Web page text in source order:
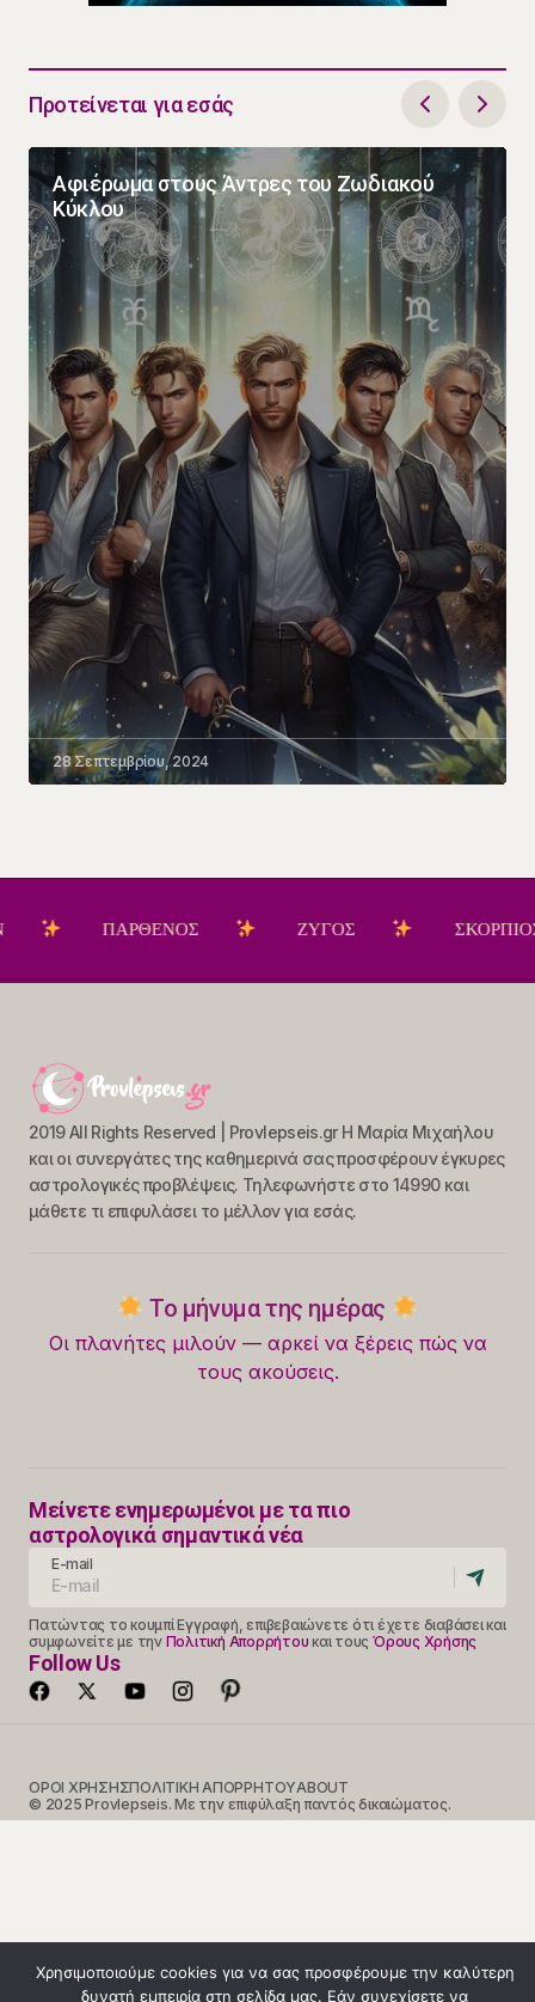
Προτείνεται για εσάς
Αφιέρωμα στους Άντρες του Ζωδιακού
Κύκλου
28 Σεπτεμβρίου, 2024
ΠΑΡΘΕΝΟΣ ΖΥΓΟΣ ΣΚΟΡΠΙΟΣ
2019 All Rights Reserved | Provlepseis.gr Η Μαρία Μιχαήλου
και οι συνεργάτες της καθημερινά σας προσφέρουν έγκυρες
αστρολογικές προβλέψεις. Τηλεφωνήστε στο 14990 και
μάθετε τι επιφυλάσει το μέλλον για εσάς.
Το μήνυμα της ημέρας
Οι πλανήτες μιλούν — αρκεί να ξέρεις πώς να
τους ακούσεις.
Μείνετε ενημερωμένοι με τα πιο
αστρολογικά σημαντικά νέα
E-mail
Πατώντας το κουμπί Εγγραφή, επιβεβαιώνετε ότι έχετε διαβάσει και
συμφωνείτε με την Πολιτική Απορρήτου και τους Όρους Χρήσης
Follow Us
ΟΡΟΙ ΧΡΗΣΗΣΠΟΛΙΤΙΚΗ ΑΠΟΡΡΗΤΟΥABOUT
© 2025 Provlepseis. Με την επιφύλαξη παντός δικαιώματος.
Χρησιμοποιούμε cookies για να σας προσφέρουμε την καλύτερη
δυνατή εμπειρία στη σελίδα μας. Εάν συνεχίσετε να